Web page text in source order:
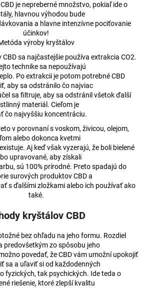
je nepreberné množstvo, pokiaľ ide o
hlavnou výhodou bude
a hlavne intenzívne pociťovanie
účinkov!
výroby kryštálov
sa najčastejšie používa extrakcia CO2.
technike sa nepoužívajú
Po extrakcii je potom potrebné CBD
aby sa odstránilo čo najviac
sa filtruje, aby sa odstránil všetok ďalší
materiál. Cieľom je
čo najvyššiu koncentráciu.
v porovnaní s voskom, živicou, olejom,
alebo dokonca kvetmi
Aj keď však vyzerajú, že boli bielené
upravované, aby získali
sú 100% prírodné. Preto spadajú do
surových produktov CBD a
s ďalšími zložkami alebo ich používať ako
také.
kryštálov CBD
bez ohľadu na jeho formu. Rozdiel
predovšetkým zo spôsobu jeho
povedať, že CBD vám umožní upokojiť
sa a uľaviť si od každodenných
fyzických, tak psychických. Ide teda o
riešenie, ktoré zlepší kvalitu